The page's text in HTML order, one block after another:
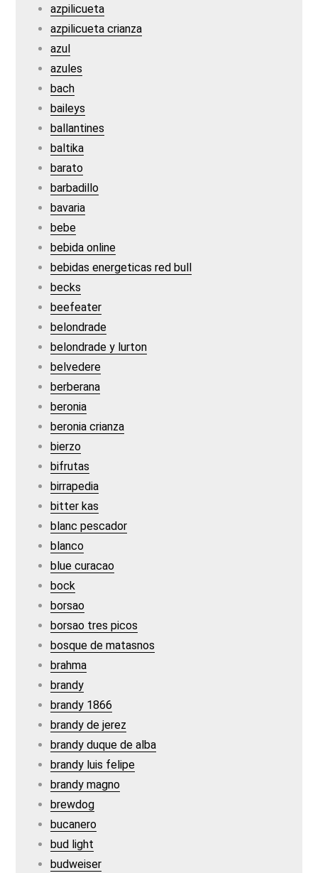
azpilicueta
azpilicueta crianza
azul
azules
bach
baileys
ballantines
baltika
barato
barbadillo
bavaria
bebe
bebida online
bebidas energeticas red bull
becks
beefeater
belondrade
belondrade y lurton
belvedere
berberana
beronia
beronia crianza
bierzo
bifrutas
birrapedia
bitter kas
blanc pescador
blanco
blue curacao
bock
borsao
borsao tres picos
bosque de matasnos
brahma
brandy
brandy 1866
brandy de jerez
brandy duque de alba
brandy luis felipe
brandy magno
brewdog
bucanero
bud light
budweiser